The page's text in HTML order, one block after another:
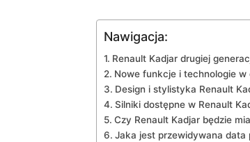
Nawigacja:
Renault⁤ Kadjar drugiej
Nowe funkcje i technologie w
Design ‍i ⁤stylistyka Renault
Silniki dostępne w Renault
Czy ‍Renault Kadjar będzie
Jaka ‌jest⁤ przewidywana data